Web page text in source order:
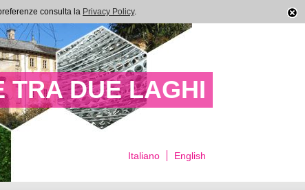
Italiano English
TRA DUE LAGHI
consulta la Privacy Policy.